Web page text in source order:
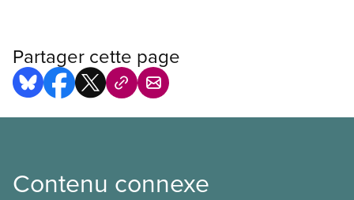
Partager cette page
Contenu connexe